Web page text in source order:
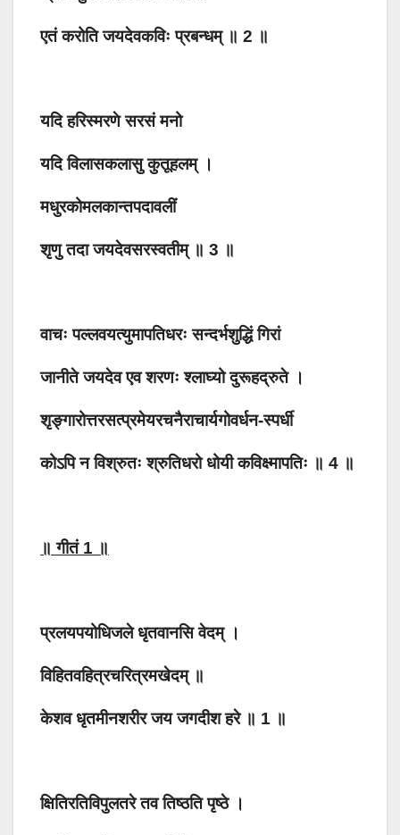
एतं करोति जयदेवकविः प्रबन्धम् ॥ 2 ॥
यदि हरिस्मरणे सरसं मनो
यदि विलासकलासु कुतूहलम् ।
मधुरकोमलकान्तपदावलीं
शृणु तदा जयदेवसरस्वतीम् ॥ 3 ॥
वाचः पल्लवयत्युमापतिधरः सन्दर्भशुद्धिं गिरां
जानीते जयदेव एव शरणः श्लाघ्यो दुरूहद्रुते ।
शृङ्गारोत्तरसत्प्रमेयरचनैराचार्यगोवर्धन-स्पर्धी
कोऽपि न विश्रुतः श्रुतिधरो धोयी कविक्ष्मापतिः ॥ 4 ॥
॥ गीतं 1 ॥
प्रलयपयोधिजले धृतवानसि वेदम् ।
विहितवहित्रचरित्रमखेदम् ॥
केशव धृतमीनशरीर जय जगदीश हरे ॥ 1 ॥
क्षितिरतिविपुलतरे तव तिष्ठति पृष्ठे ।